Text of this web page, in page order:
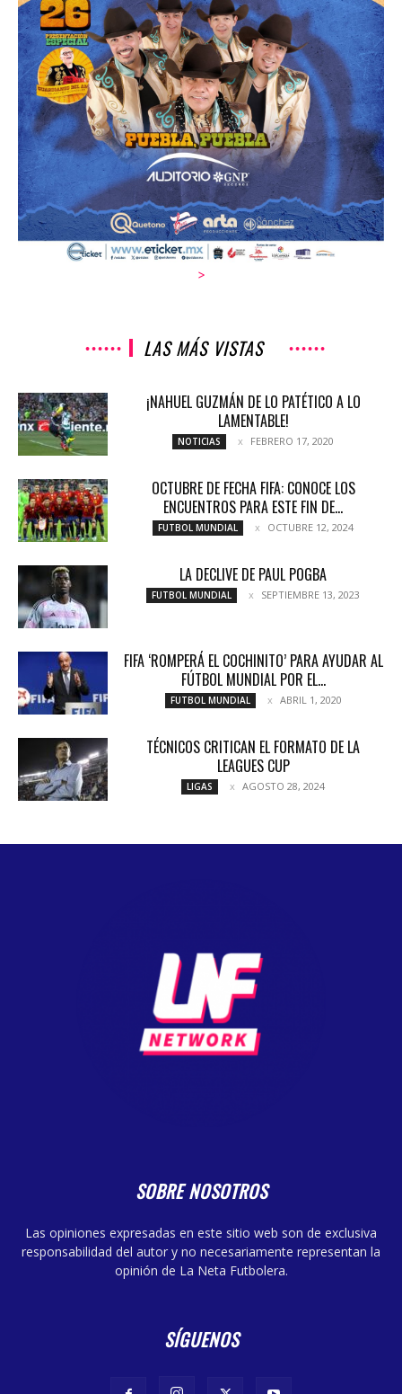
>
LAS MÁS VISTAS
¡NAHUEL GUZMÁN DE LO PATÉTICO A LO
LAMENTABLE!
NOTICIAS FEBRERO 17, 2020
OCTUBRE DE FECHA FIFA: CONOCE LOS
ENCUENTROS PARA ESTE FIN DE...
FUTBOL MUNDIAL OCTUBRE 12, 2024
LA DECLIVE DE PAUL POGBA
FUTBOL MUNDIAL SEPTIEMBRE 13, 2023
FIFA ‘ROMPERÁ EL COCHINITO’ PARA AYUDAR AL
FÚTBOL MUNDIAL POR EL...
FUTBOL MUNDIAL ABRIL 1, 2020
TÉCNICOS CRITICAN EL FORMATO DE LA
LEAGUES CUP
LIGAS AGOSTO 28, 2024
SOBRE NOSOTROS
Las opiniones expresadas en este sitio web son de exclusiva
responsabilidad del autor y no necesariamente representan la
opinión de La Neta Futbolera.
SÍGUENOS